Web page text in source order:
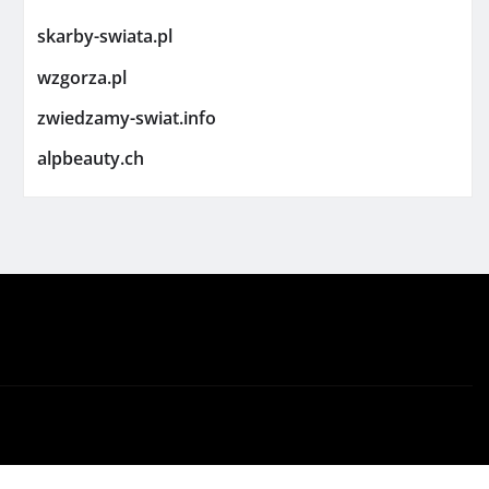
skarby-swiata.pl
wzgorza.pl
zwiedzamy-swiat.info
alpbeauty.ch